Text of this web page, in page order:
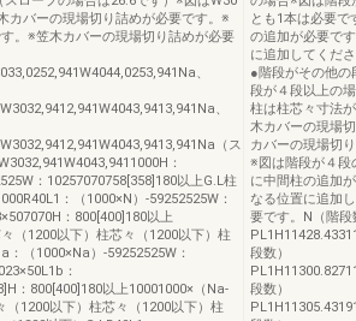
カバーの現場切り詰めが必要です。※
。※笠木カバーの現場切り詰めが必要
、
、
（ス
：
：10257070758[358]180以上G.L柱
：（1000×N）-59252525W：
：800[400]180以上
（1200以下）柱芯々（1200以下）柱
：（1000×Na）-59252525W：
：
：800[400]180以上10001000×（Na-
（1200以下）柱芯々（1200以下）柱
とも1本は必要
の追加が必要で
に追加してくだ
●階段がその他
段が４段以上の
柱は柱芯々寸法
木カバーの現場
カバーの現場切
※図は階段が４段
に中間柱の追加
なる位置に追加
要です。N（階段
段数）
段数）